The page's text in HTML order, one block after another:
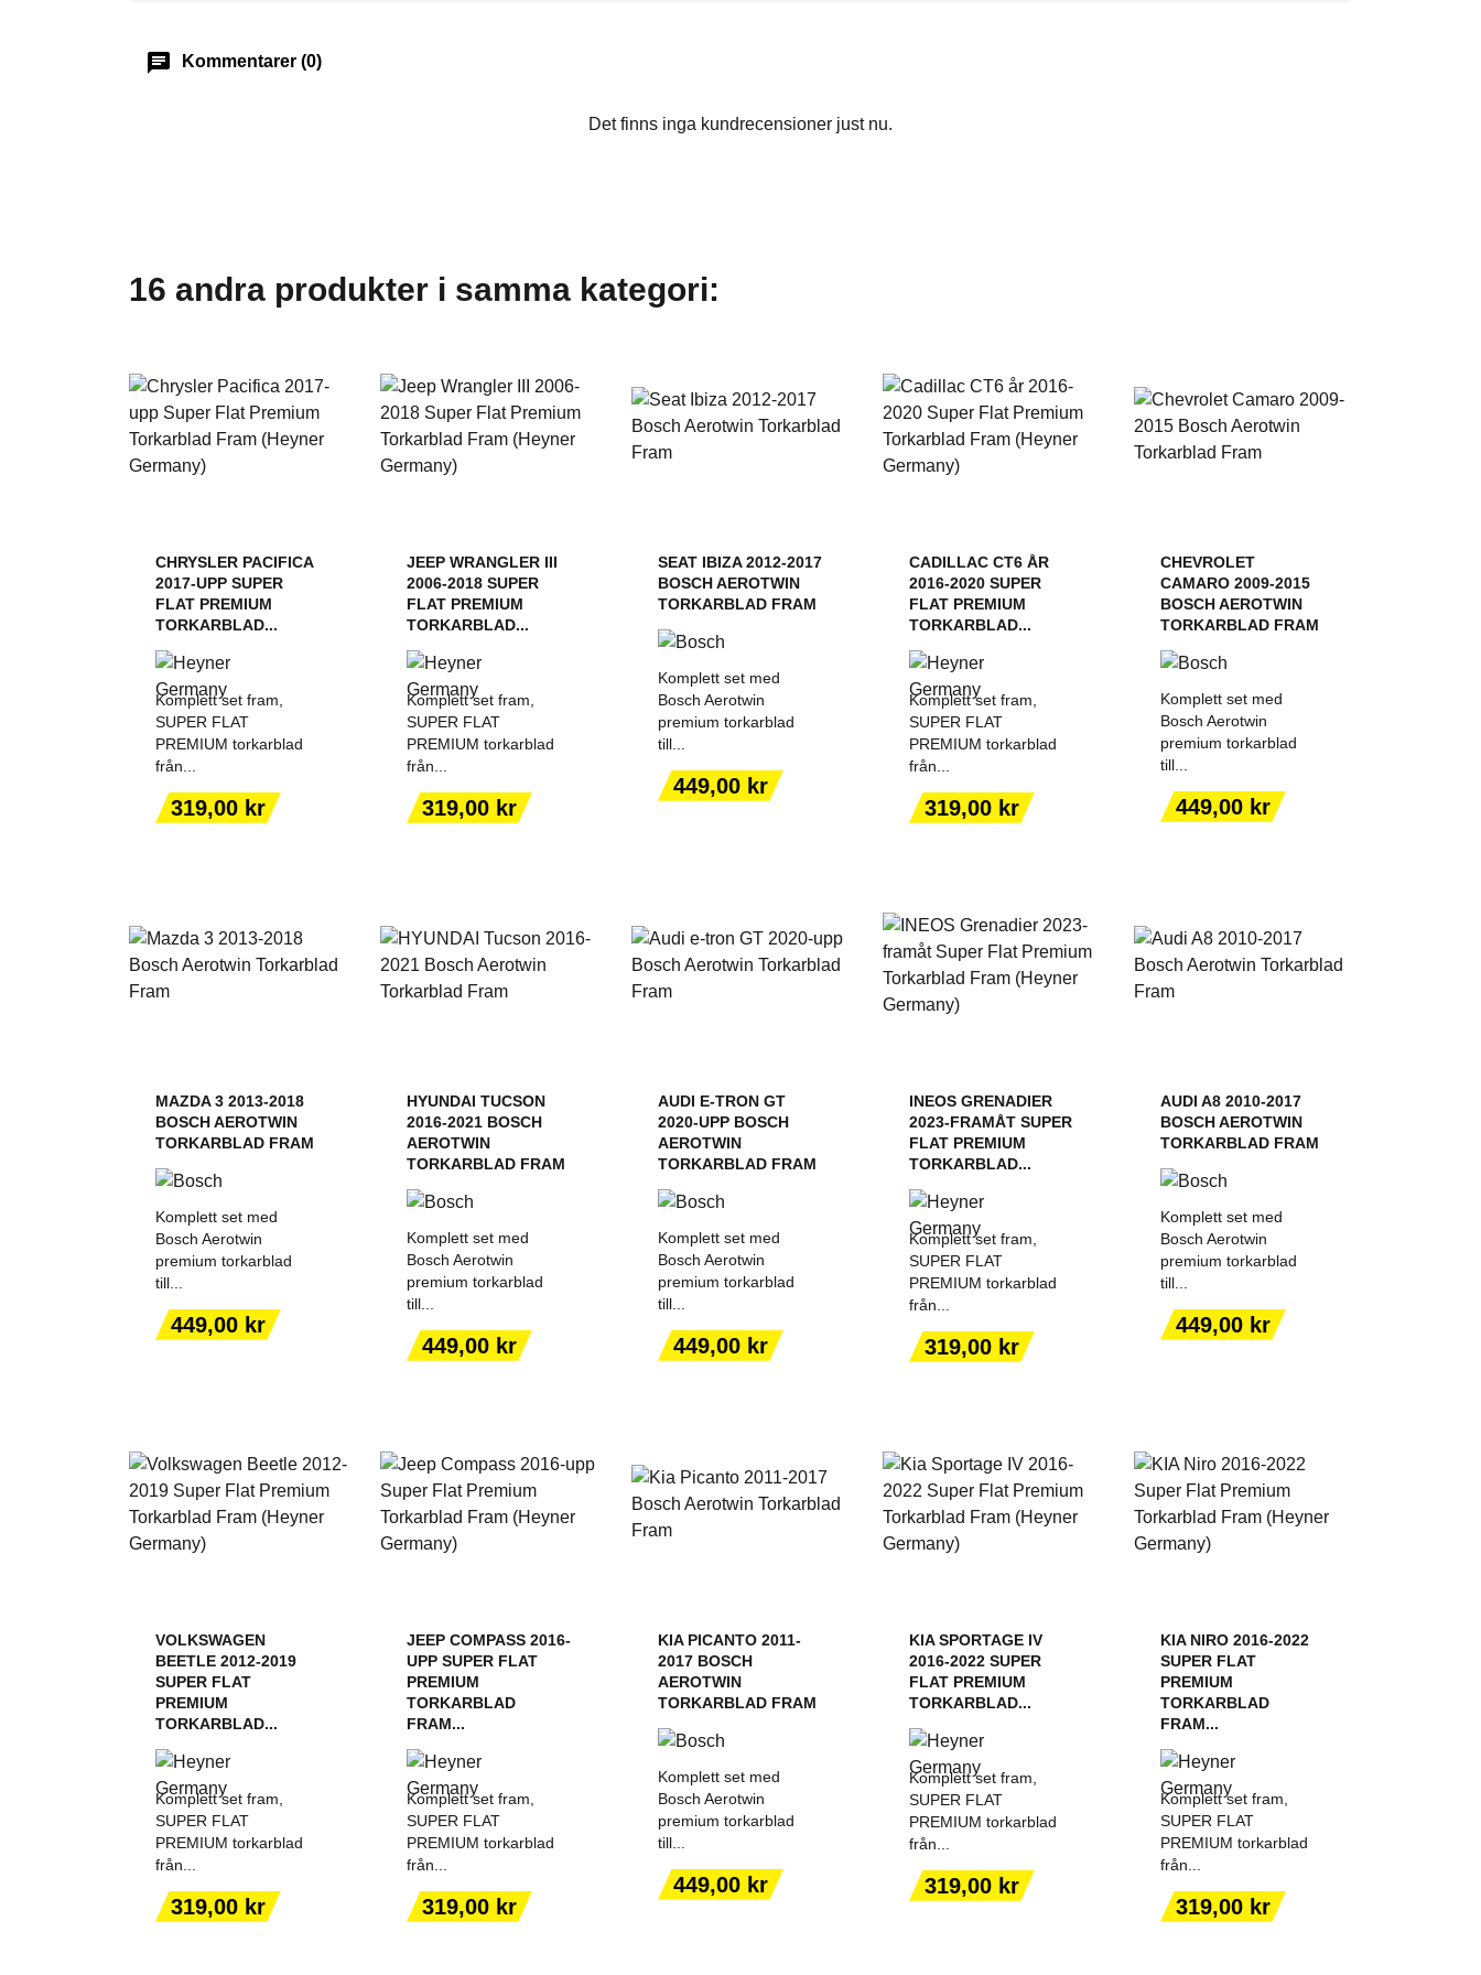
chat Kommentarer (0)
Det finns inga kundrecensioner just nu.
16 andra produkter i samma kategori:
CHRYSLER PACIFICA
2017-UPP SUPER
FLAT PREMIUM
TORKARBLAD...
Komplett set fram,
SUPER FLAT
PREMIUM torkarblad
från...
Pris
319,00 kr
LÄGG TILL I
VARUKORGEN
JEEP WRANGLER III
2006-2018 SUPER
FLAT PREMIUM
TORKARBLAD...
Komplett set fram,
SUPER FLAT
PREMIUM torkarblad
från...
Pris
319,00 kr
LÄGG TILL I
VARUKORGEN
SEAT IBIZA 2012-2017
BOSCH AEROTWIN
TORKARBLAD FRAM
Komplett set med
Bosch Aerotwin
premium torkarblad
till...
Pris
449,00 kr
LÄGG TILL I
VARUKORGEN
CADILLAC CT6 ÅR
2016-2020 SUPER
FLAT PREMIUM
TORKARBLAD...
Komplett set fram,
SUPER FLAT
PREMIUM torkarblad
från...
Pris
319,00 kr
LÄGG TILL I
VARUKORGEN
CHEVROLET
CAMARO 2009-2015
BOSCH AEROTWIN
TORKARBLAD FRAM
Komplett set med
Bosch Aerotwin
premium torkarblad
till...
Pris
449,00 kr
VARUKORGEN
MAZDA 3 2013-2018
BOSCH AEROTWIN
TORKARBLAD FRAM
Komplett set med
Bosch Aerotwin
premium torkarblad
till...
Pris
449,00 kr
LÄGG TILL I
VARUKORGEN
HYUNDAI TUCSON
2016-2021 BOSCH
AEROTWIN
TORKARBLAD FRAM
Komplett set med
Bosch Aerotwin
premium torkarblad
till...
Pris
449,00 kr
VARUKORGEN
AUDI E-TRON GT
2020-UPP BOSCH
AEROTWIN
TORKARBLAD FRAM
Komplett set med
Bosch Aerotwin
premium torkarblad
till...
Pris
449,00 kr
VARUKORGEN
INEOS GRENADIER
2023-FRAMÅT SUPER
FLAT PREMIUM
TORKARBLAD...
Komplett set fram,
SUPER FLAT
PREMIUM torkarblad
från...
Pris
319,00 kr
LÄGG TILL I
VARUKORGEN
AUDI A8 2010-2017
BOSCH AEROTWIN
TORKARBLAD FRAM
Komplett set med
Bosch Aerotwin
premium torkarblad
till...
Pris
449,00 kr
LÄGG TILL I
VARUKORGEN
VOLKSWAGEN
BEETLE 2012-2019
SUPER FLAT
PREMIUM
TORKARBLAD...
Komplett set fram,
SUPER FLAT
PREMIUM torkarblad
från...
Pris
319,00 kr
LÄGG TILL I
VARUKORGEN
JEEP COMPASS 2016-
UPP SUPER FLAT
PREMIUM
TORKARBLAD
FRAM...
Komplett set fram,
SUPER FLAT
PREMIUM torkarblad
från...
Pris
319,00 kr
LÄGG TILL I
VARUKORGEN
KIA PICANTO 2011-
2017 BOSCH
AEROTWIN
TORKARBLAD FRAM
Komplett set med
Bosch Aerotwin
premium torkarblad
till...
Pris
449,00 kr
LÄGG TILL I
VARUKORGEN
KIA SPORTAGE IV
2016-2022 SUPER
FLAT PREMIUM
TORKARBLAD...
Komplett set fram,
SUPER FLAT
PREMIUM torkarblad
från...
Pris
319,00 kr
LÄGG TILL I
VARUKORGEN
KIA NIRO 2016-2022
SUPER FLAT
PREMIUM
TORKARBLAD
FRAM...
Komplett set fram,
SUPER FLAT
PREMIUM torkarblad
från...
Pris
319,00 kr
LÄGG TILL I
VARUKORGEN